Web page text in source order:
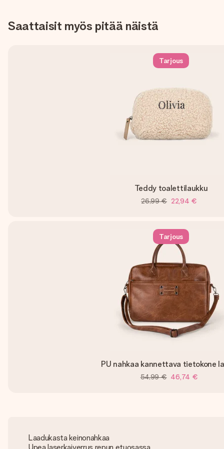
Saattaisit myös pitää näistä
Tarjous
Teddy toalettilaukku
26,99 € 22,94 €
Tarjous
PU nahkaa kannettava tietokone
54,99 € 46,74 €
Laadukasta keinonahkaa